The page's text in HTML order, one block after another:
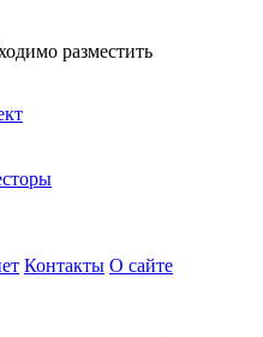
разместить
Контакты О сайте